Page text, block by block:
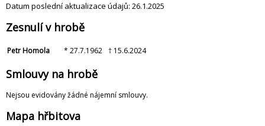
Datum poslední aktualizace údajů: 26.1.2025
Zesnulí v hrobě
Petr Homola * 27.7.1962 † 15.6.2024
Smlouvy na hrobě
Nejsou evidovány žádné nájemní smlouvy.
Mapa hřbitova